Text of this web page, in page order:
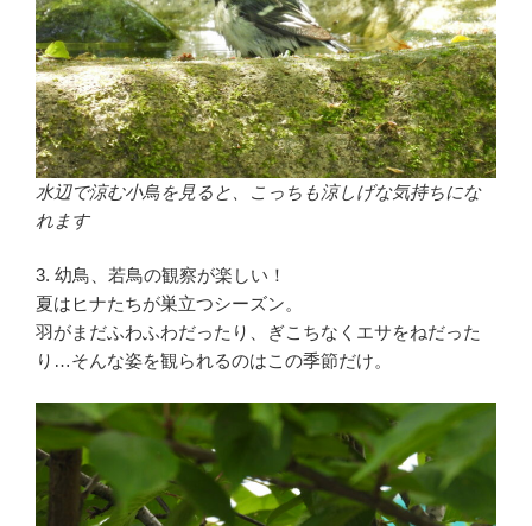
水辺で涼む小鳥を見ると、こっちも涼しげな気持ちにな
れます
3. 幼鳥、若鳥の観察が楽しい！
夏はヒナたちが巣立つシーズン。
羽がまだふわふわだったり、ぎこちなくエサをねだった
り…そんな姿を観られるのはこの季節だけ。